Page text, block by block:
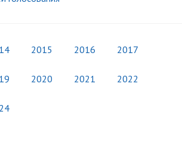
2015 2016 2017
2020 2021 2022